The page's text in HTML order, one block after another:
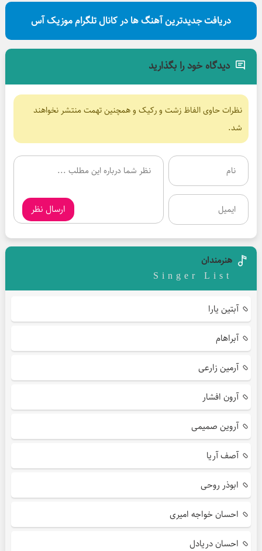
دریافت جدیدترین آهنگ ها در کانال تلگرام موزیک آس
دیدگاه خود را بگذارید
نظرات حاوی الفاظ زشت و رکیک و همچنین تهمت منتشر نخواهند
شد.
ارسال نظر
هنرمندان
Singer List
آبتین یارا
آبراهام
آرمین زارعی
آرون افشار
آروین صمیمی
آصف آریا
ابوذر روحی
احسان خواجه امیری
احسان دریادل